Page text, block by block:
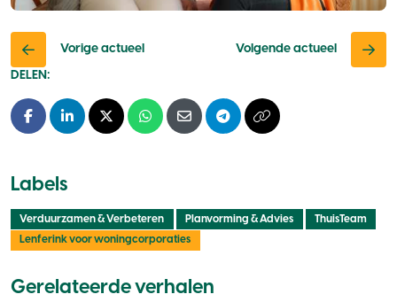
Vorige actueel
Volgende actueel
DELEN:
Facebook
LinkedInX - TwitterWhatsapp
E-mailTelegramKopieer naar
Labels
Verduurzamen & Verbeteren Planvorming & Advies
ThuisTeam
Lenferink voor woningcorporaties
Gerelateerde verhalen